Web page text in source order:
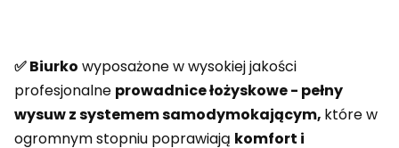
✅ Biurko wyposażone w wysokiej jakości
profesjonalne prowadnice łożyskowe - pełny
wysuw z systemem samodymokającym, które w
ogromnym stopniu poprawiają komfort i